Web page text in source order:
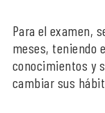
Para el examen,
meses, teniendo
conocimientos y
cambiar sus